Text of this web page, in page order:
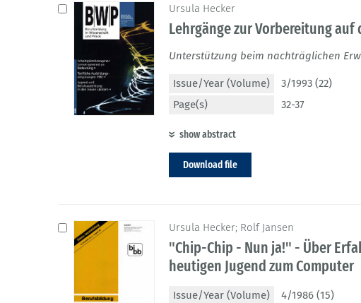
Ursula Hecker
Lehrgänge zur Vorbereitung
Unterstützung beim nachträglichen
Issue/Year (Volume)
3/1993 (22)
Page(s)
32-37
show abstract
Download file
Ursula Hecker; Rolf Jansen
"Chip-Chip - Nun ja!" - Über
heutigen Jugend zum Computer
Issue/Year (Volume)
4/1986 (15)